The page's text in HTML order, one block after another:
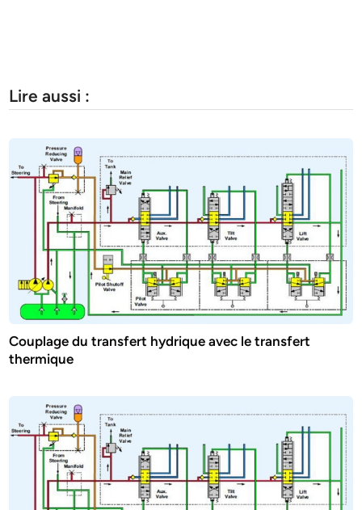
Lire aussi :
Couplage du transfert hydrique avec le transfert
thermique